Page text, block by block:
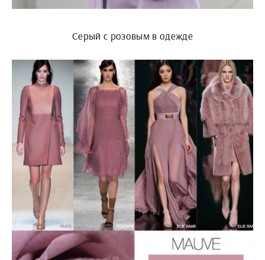
Серый с розовым в одежде